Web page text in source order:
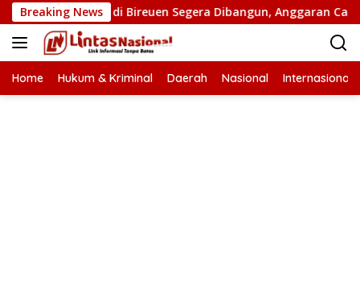
Langsung
ke
konten
Breaking News
Putus di Bireuen Segera Dibangun, Anggaran Capai 500 M
Home Hukum & Kriminal Daerah Nasional Internasional